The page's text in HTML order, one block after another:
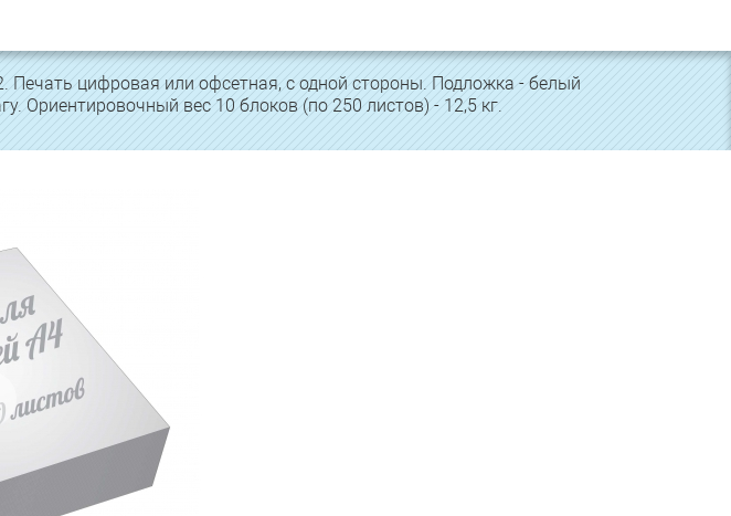
цифровая или офсетная, с одной стороны. Подложка - белый
Ориентировочный вес 10 блоков (по 250 листов) - 12,5 кг.